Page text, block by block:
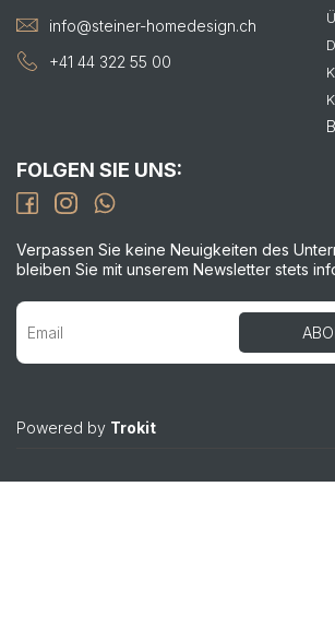
info@steiner-homedesign.ch
+41 44 322 55 00
FOLGEN SIE UNS:
Verpassen Sie keine Neuigkeiten des
bleiben Sie mit unserem Newsletter stets
Powered by Trokit